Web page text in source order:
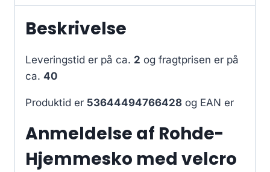
Beskrivelse
Leveringstid er på ca. 2 og fragtprisen er på
ca. 40
Produktid er 53644494766428 og EAN er
Anmeldelse af Rohde-
Hjemmesko med velcro